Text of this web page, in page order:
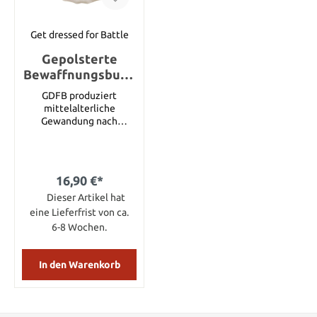
Get dressed for Battle
Gepolsterte
Bewaffnungsbund
haube, Naturfarbe
GDFB produziert
mittelalterliche
Gewandung nach
Farben wie z.B.
handgewebtem Leinen,
Baumwolle, Seide und
Wolle. Diese
Gewandung ist perfekt
geeignet für Living
enactmentgruppen.
16,90 €*
Dieser Artikel hat
eine Lieferfrist von ca.
6-8 Wochen.
In den Warenkorb